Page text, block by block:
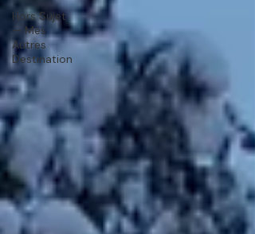
Hors Sujet
— Mes
Autres
Destination